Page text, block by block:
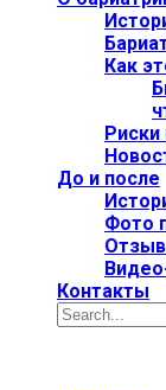
Как
Риски
До и после
Фото
Контакты